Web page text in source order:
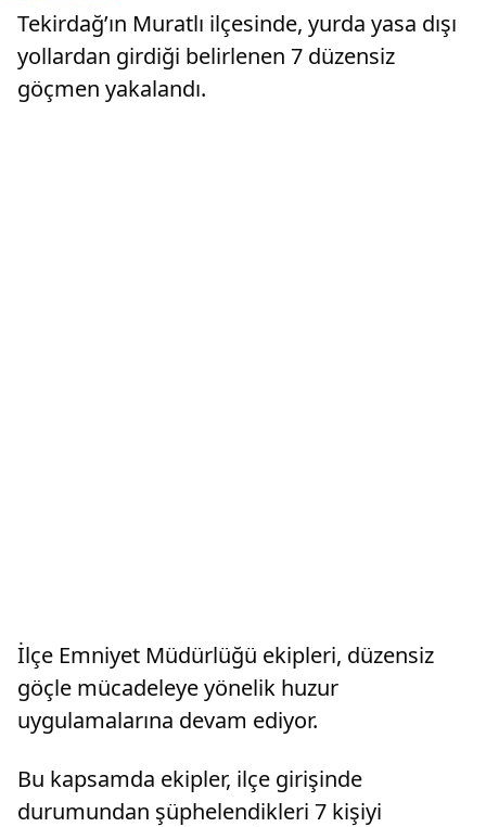
Tekirdağ’ın Muratlı ilçesinde, yurda yasa dışı
yollardan girdiği belirlenen 7 düzensiz
göçmen yakalandı.
İlçe Emniyet Müdürlüğü ekipleri, düzensiz
göçle mücadeleye yönelik huzur
uygulamalarına devam ediyor.
Bu kapsamda ekipler, ilçe girişinde
durumundan şüphelendikleri 7 kişiyi